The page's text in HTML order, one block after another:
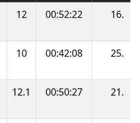
12 00:52:22 16.
10 00:42:08 25.
12.1 00:50:27 21.